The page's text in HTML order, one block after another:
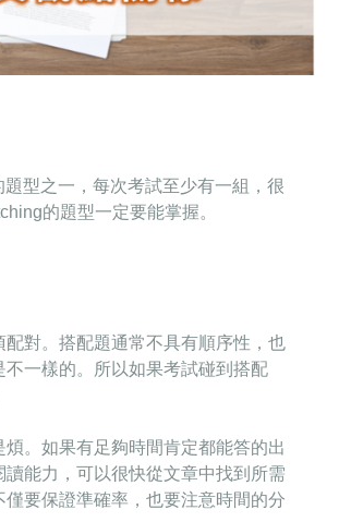
型之一 ，每次考試⾄少有⼀組 ，很
的題型一定要能掌握。
配對。搭配題通常不具有順序性 ，也
不⼀樣的。所以如果考試碰到搭配
煩。如果有⾜夠時間肯定都能答的出
讀能⼒ ，可以很快從文章中找到所需
僅要保證準確率，也要注意時間的分